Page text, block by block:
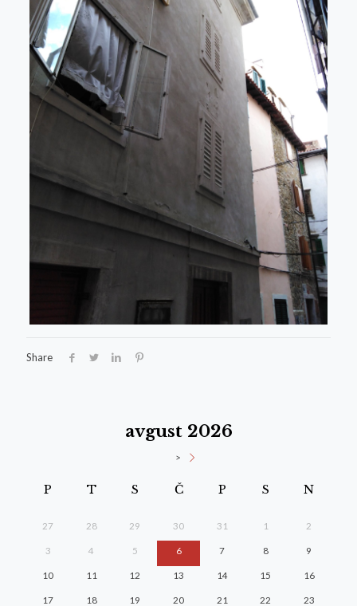
Share
avgust 2026
>
P T S Č P S N
27 28 29 30 31 1 2
3 4 5 6 7 8 9
10 11 12 13 14 15 16
17 18 19 20 21 22 23